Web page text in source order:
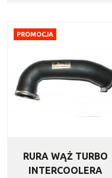
PROMOCJA
RURA WĄŻ TURBO
INTERCOOLERA